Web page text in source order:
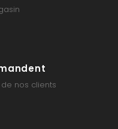
nos clients